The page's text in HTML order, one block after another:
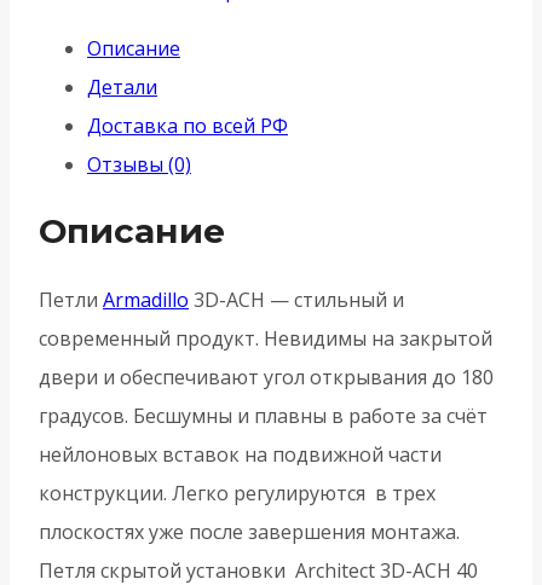
скрытой
установки
U3D4200L
левая
3D-
ACH
40)
-
Матовый
-
Хром
Описание
Детали
Доставка по всей РФ
Отзывы (0)
Описание
Петли Armadillo 3D-ACH — стильный и
современный продукт. Невидимы на закрытой
двери и обеспечивают угол открывания до 180
градусов. Бесшумны и плавны в работе за счёт
нейлоновых вставок на подвижной части
конструкции. Легко регулируются в трех
плоскостях уже после завершения монтажа.
Петля скрытой установки Architect 3D-ACH 40